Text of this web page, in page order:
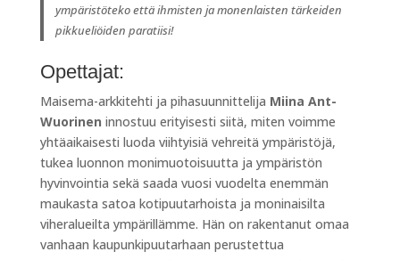
ympäristöteko että ihmisten ja monenlaisten tärkeiden
pikkueliöiden paratiisi!
Opettajat:
Maisema-arkkitehti ja pihasuunnittelija Miina Ant-
Wuorinen innostuu erityisesti siitä, miten voimme
yhtäaikaisesti luoda viihtyisiä vehreitä ympäristöjä,
tukea luonnon monimuotoisuutta ja ympäristön
hyvinvointia sekä saada vuosi vuodelta enemmän
maukasta satoa kotipuutarhoista ja moninaisilta
viheralueilta ympärillämme. Hän on rakentanut omaa
vanhaan kaupunkipuutarhaan perustettua